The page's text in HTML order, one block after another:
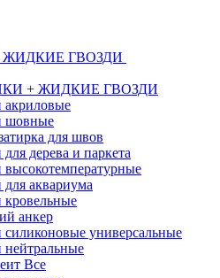
ЖИДКИЕ ГВОЗДИ
+ ЖИДКИЕ ГВОЗДИ
акриловые
шовные
для швов
дерева и паркета
высокотемпературные
для аквариума
кровельные
анкер
силиконовые универсальные
нейтральные
Все